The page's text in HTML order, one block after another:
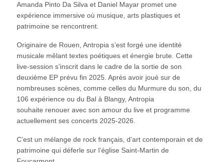
Amanda Pinto Da Silva et Daniel Mayar promet une
expérience immersive où musique, arts plastiques et
patrimoine se rencontrent.
Originaire de Rouen, Antropia s’est forgé une identité
musicale mêlant textes poétiques et énergie brute. Cette
live-session s’inscrit dans le cadre de la sortie de son
deuxième EP prévu fin 2025. Après avoir joué sur de
nombreuses scènes, comme celles du Murmure du son, du
106 expérience ou du Bal à Blangy, Antropia
souhaite renouer avec son amour du live et programme
actuellement ses concerts 2025-2026.
C’est un mélange de rock français, d’art contemporain et de
patrimoine qui déferle sur l’église Saint-Martin de